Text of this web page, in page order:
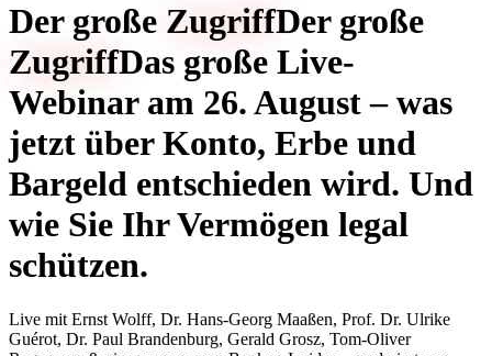
Der große ZugriffDer große
ZugriffDas große Live-
Webinar am 26. August – was
jetzt über Konto, Erbe und
Bargeld entschieden wird. Und
wie Sie Ihr Vermögen legal
schützen.
Live mit Ernst Wolff, Dr. Hans-Georg Maaßen, Prof. Dr. Ulrike
Guérot, Dr. Paul Brandenburg, Gerald Grosz, Tom-Oliver